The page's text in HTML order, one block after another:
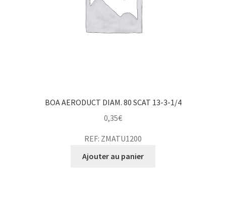
BOA AERODUCT DIAM. 80 SCAT 13-3-1/4
0,35€
REF: ZMATU1200
Ajouter au panier